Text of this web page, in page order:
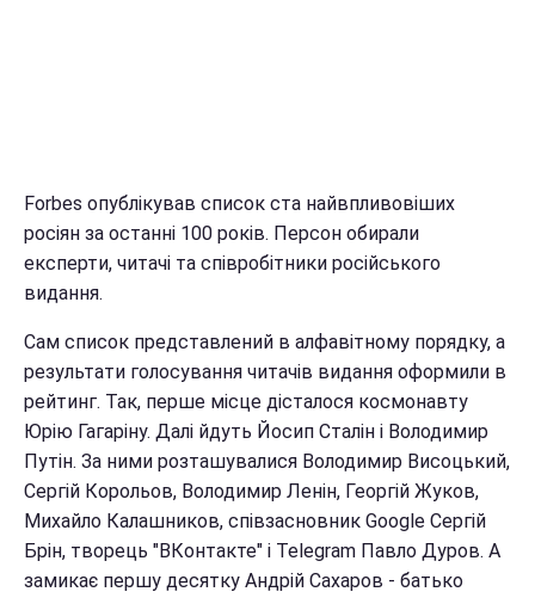
Forbes опублікував список ста найвпливовіших
росіян за останні 100 років. Персон обирали
експерти, читачі та співробітники російського
видання.
Сам список представлений в алфавітному порядку, а
результати голосування читачів видання оформили в
рейтинг. Так, перше місце дісталося космонавту
Юрію Гагаріну. Далі йдуть Йосип Сталін і Володимир
Путін. За ними розташувалися Володимир Висоцький,
Сергій Корольов, Володимир Ленін, Георгій Жуков,
Михайло Калашников, співзасновник Google Сергій
Брін, творець "ВКонтакте" і Telegram Павло Дуров. А
замикає першу десятку Андрій Сахаров - батько